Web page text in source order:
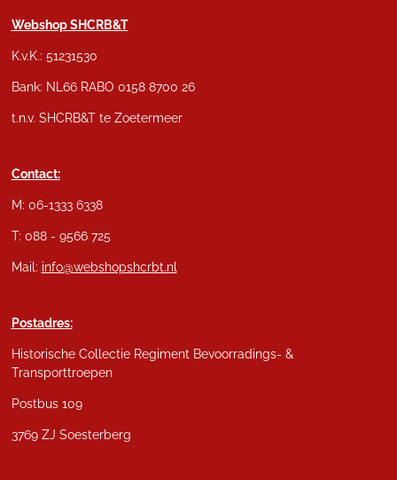
Webshop SHCRB&T
K.v.K.: 51231530
Bank: NL66 RABO 0158 8700 26
t.n.v. SHCRB&T te Zoetermeer
Contact:
M: 06-1333 6338
T: 088 - 9566 725
Mail: info@webshopshcrbt.nl
Postadres:
Historische Collectie Regiment Bevoorradings- &
Transporttroepen
Postbus 109
3769 ZJ Soesterberg